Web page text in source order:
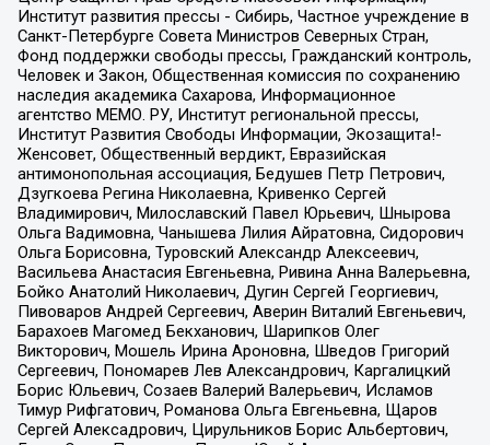
Институт развития прессы - Сибирь, Частное учреждение в
Санкт-Петербурге Совета Министров Северных Стран,
Фонд поддержки свободы прессы, Гражданский контроль,
Человек и Закон, Общественная комиссия по сохранению
наследия академика Сахарова, Информационное
агентство МЕМО. РУ, Институт региональной прессы,
Институт Развития Свободы Информации, Экозащита!-
Женсовет, Общественный вердикт, Евразийская
антимонопольная ассоциация, Бедушев Петр Петрович,
Дзугкоева Регина Николаевна, Кривенко Сергей
Владимирович, Милославский Павел Юрьевич, Шнырова
Ольга Вадимовна, Чанышева Лилия Айратовна, Сидорович
Ольга Борисовна, Туровский Александр Алексеевич,
Васильева Анастасия Евгеньевна, Ривина Анна Валерьевна,
Бойко Анатолий Николаевич, Дугин Сергей Георгиевич,
Пивоваров Андрей Сергеевич, Аверин Виталий Евгеньевич,
Барахоев Магомед Бекханович, Шарипков Олег
Викторович, Мошель Ирина Ароновна, Шведов Григорий
Сергеевич, Пономарев Лев Александрович, Каргалицкий
Борис Юльевич, Созаев Валерий Валерьевич, Исламов
Тимур Рифгатович, Романова Ольга Евгеньевна, Щаров
Сергей Алексадрович, Цирульников Борис Альбертович,